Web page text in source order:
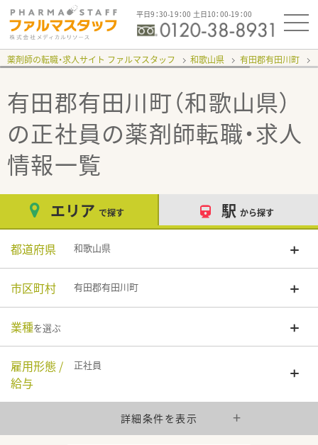
平日9：30-19：00 土日10：00-19：00
薬剤師の転職・求人サイト ファルマスタッフ 和歌山県 有田郡有田川町
有田郡有田川町（和歌山県）
の正社員の薬剤師転職・求人
情報一覧
エリア で探す 駅 から探す
都道府県 和歌山県
市区町村 有田郡有田川町
業種を選ぶ
雇用形態 /
給与
正社員
詳細条件を表示